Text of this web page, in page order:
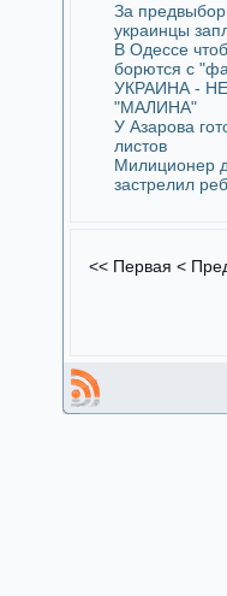
За
украинцы
В Одессе
борются с
УКРАИНА -
"МАЛИНА"
У Азарова
листов
Милиционер
застрелил
<< Первая <